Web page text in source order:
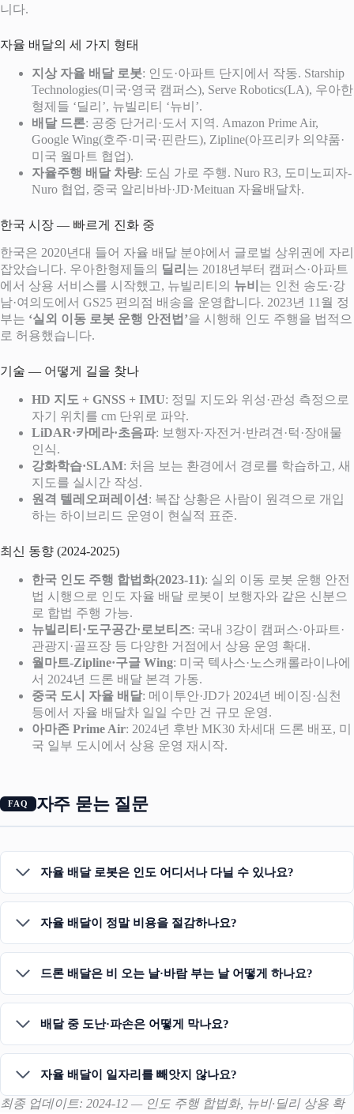
니다.
자율 배달의 세 가지 형태
지상 자율 배달 로봇: 인도·아파트 단지에서 작동. Starship
Technologies(미국·영국 캠퍼스), Serve Robotics(LA), 우아한
형제들 ‘딜리’, 뉴빌리티 ‘뉴비’.
배달 드론: 공중 단거리·도서 지역. Amazon Prime Air,
Google Wing(호주·미국·핀란드), Zipline(아프리카 의약품·
미국 월마트 협업).
자율주행 배달 차량: 도심 가로 주행. Nuro R3, 도미노피자-
Nuro 협업, 중국 알리바바·JD·Meituan 자율배달차.
한국 시장 — 빠르게 진화 중
한국은 2020년대 들어 자율 배달 분야에서 글로벌 상위권에 자리
잡았습니다. 우아한형제들의 딜리 는 2018년부터 캠퍼스·아파트
에서 상용 서비스를 시작했고, 뉴빌리티의 뉴비 는 인천 송도·강
남·여의도에서 GS25 편의점 배송을 운영합니다. 2023년 11월 정
부는 ‘실외 이동 로봇 운행 안전법’을 시행해 인도 주행을 법적으
로 허용했습니다.
기술 — 어떻게 길을 찾나
HD 지도 + GNSS + IMU: 정밀 지도와 위성·관성 측정으로
자기 위치를 cm 단위로 파악.
LiDAR·카메라·초음파: 보행자·자전거·반려견·턱·장애물
인식.
강화학습·SLAM: 처음 보는 환경에서 경로를 학습하고, 새
지도를 실시간 작성.
원격 텔레오퍼레이션 : 복잡 상황은 사람이 원격으로 개입
하는 하이브리드 운영이 현실적 표준.
최신 동향 (2024-2025)
한국 인도 주행 합법화(2023-11): 실외 이동 로봇 운행 안전
법 시행으로 인도 자율 배달 로봇이 보행자와 같은 신분으
로 합법 주행 가능.
뉴빌리티·도구공간·로보티즈: 국내 3강이 캠퍼스·아파트·
관광지·골프장 등 다양한 거점에서 상용 운영 확대.
월마트-Zipline·구글 Wing: 미국 텍사스·노스캐롤라이나에
서 2024년 드론 배달 본격 가동.
중국 도시 자율 배달: 메이투안·JD가 2024년 베이징·심천
등에서 자율 배달차 일일 수만 건 규모 운영.
아마존 Prime Air: 2024년 후반 MK30 차세대 드론 배포, 미
국 일부 도시에서 상용 운영 재시작.
자주 묻는 질문
자율 배달 로봇은 인도 어디서나 다닐 수 있나요?
자율 배달이 정말 비용을 절감하나요?
드론 배달은 비 오는 날·바람 부는 날 어떻게 하나요?
배달 중 도난·파손은 어떻게 막나요?
자율 배달이 일자리를 빼앗지 않나요?
최종 업데이트: 2024-12 — 인도 주행 합법화, 뉴비·딜리 상용 확